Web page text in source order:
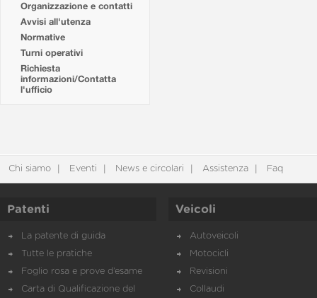
Organizzazione e contatti
Avvisi all'utenza
Normative
Turni operativi
Richiesta
informazioni/Contatta
l'ufficio
Chi siamo Eventi News e circolari Assistenza Faq
Patenti
La patente di guida
Tutte le pratiche
Foglio rosa e prove d’esame
Carta di Qualificazione del
Veicoli
Autoveicoli
Motocicli
Revisioni
Collaudi